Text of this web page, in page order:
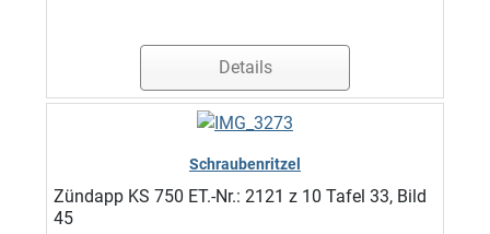
Details
Schraubenritzel
Zündapp KS 750 ET.-Nr.: 2121 z 10 Tafel 33, Bild
45